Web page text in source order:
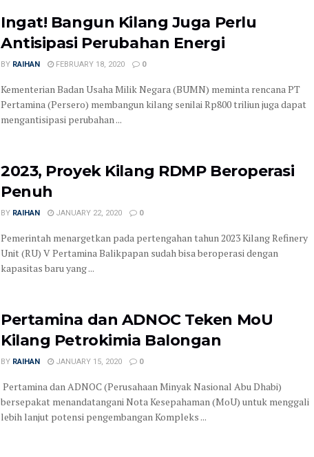
Ingat! Bangun Kilang Juga Perlu
Antisipasi Perubahan Energi
BY RAIHAN FEBRUARY 18, 2020 0
Kementerian Badan Usaha Milik Negara (BUMN) meminta rencana PT
Pertamina (Persero) membangun kilang senilai Rp800 triliun juga dapat
mengantisipasi perubahan ...
2023, Proyek Kilang RDMP Beroperasi
Penuh
BY RAIHAN JANUARY 22, 2020 0
Pemerintah menargetkan pada pertengahan tahun 2023 Kilang Refinery
Unit (RU) V Pertamina Balikpapan sudah bisa beroperasi dengan
kapasitas baru yang ...
Pertamina dan ADNOC Teken MoU
Kilang Petrokimia Balongan
BY RAIHAN JANUARY 15, 2020 0
Pertamina dan ADNOC (Perusahaan Minyak Nasional Abu Dhabi)
bersepakat menandatangani Nota Kesepahaman (MoU) untuk menggali
lebih lanjut potensi pengembangan Kompleks ...